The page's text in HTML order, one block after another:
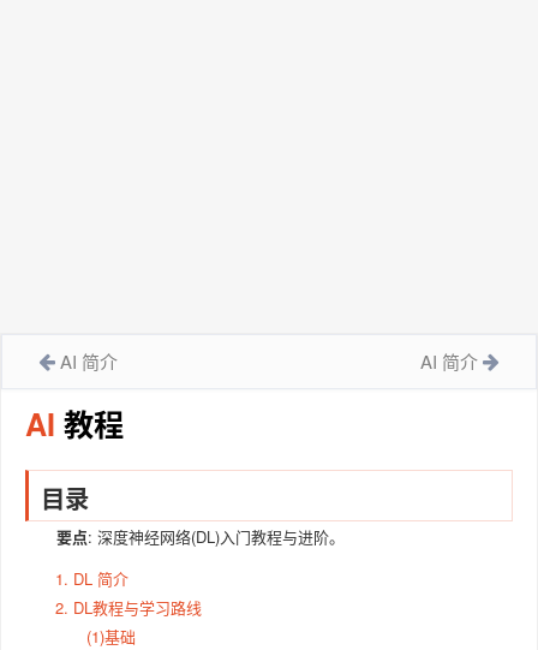
AI 简介 AI 简介
AI 教程
目录
要点: 深度神经网络(DL)入门教程与进阶。
1. DL 简介
2. DL教程与学习路线
(1)基础